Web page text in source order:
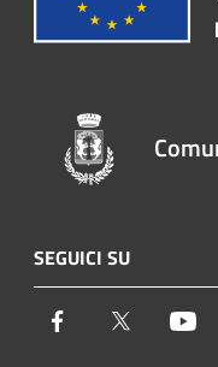
SEGUICI SU
Facebook Twitter